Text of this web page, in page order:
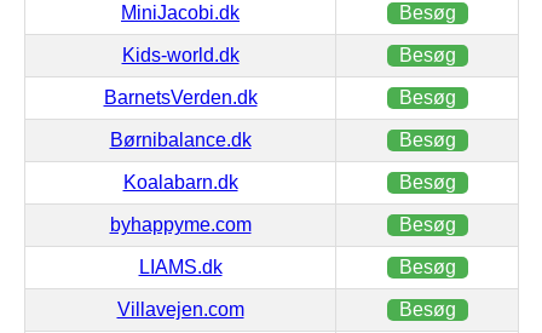
MiniJacobi.dk Besøg
Kids-world.dk Besøg
BarnetsVerden.dk Besøg
Børnibalance.dk Besøg
Koalabarn.dk Besøg
byhappyme.com Besøg
LIAMS.dk Besøg
Villavejen.com Besøg